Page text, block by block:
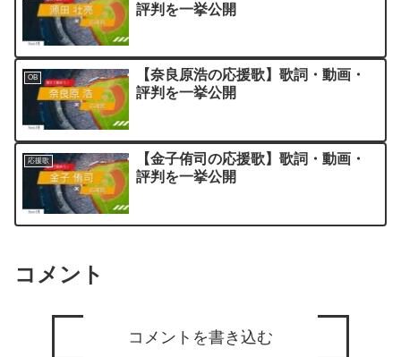
評判を一挙公開
OB
【奈良原浩の応援歌】歌詞・動画・
評判を一挙公開
応援歌
【金子侑司の応援歌】歌詞・動画・
評判を一挙公開
コメント
コメントを書き込む